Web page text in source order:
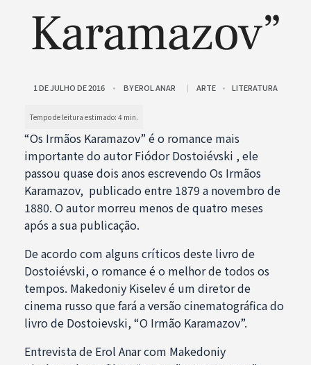
Karamazov”
1 DE JULHO DE 2016 BYEROL ANAR ARTE LITERATURA
“Os Irmãos Karamazov” é o romance mais
importante do autor Fiódor Dostoiévski , ele
passou quase dois anos escrevendo Os Irmãos
Karamazov, publicado entre 1879 a novembro de
1880. O autor morreu menos de quatro meses
após a sua publicação.
De acordo com alguns críticos deste livro de
Dostoiévski, o romance é o melhor de todos os
tempos. Makedoniy Kiselev é um diretor de
cinema russo que fará a versão cinematográfica do
livro de Dostoievski, “O Irmão Karamazov”.
Entrevista de Erol Anar com Makedoniy